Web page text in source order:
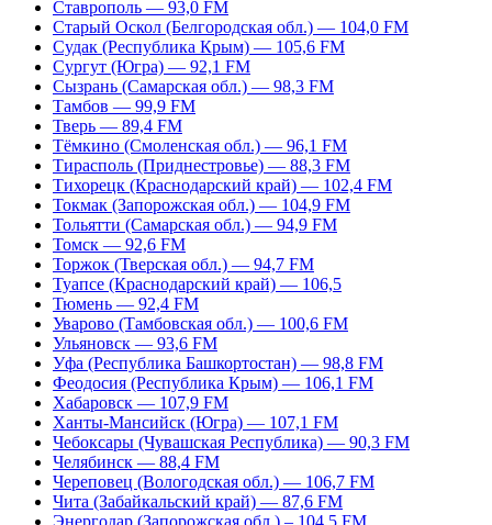
Ставрополь — 93,0 FM
Старый Оскол (Белгородская обл.) — 104,0 FM
Судак (Республика Крым) — 105,6 FM
Сургут (Югра) — 92,1 FM
Сызрань (Самарская обл.) — 98,3 FM
Тамбов — 99,9 FM
Тверь — 89,4 FM
Тёмкино (Смоленская обл.) — 96,1 FM
Тирасполь (Приднестровье) — 88,3 FM
Тихорецк (Краснодарский край) — 102,4 FM
Токмак (Запорожская обл.) — 104,9 FM
Тольятти (Самарская обл.) — 94,9 FM
Томск — 92,6 FM
Торжок (Тверская обл.) — 94,7 FM
Туапсе (Краснодарский край) — 106,5
Тюмень — 92,4 FM
Уварово (Тамбовская обл.) — 100,6 FM
Ульяновск — 93,6 FM
Уфа (Республика Башкортостан) — 98,8 FM
Феодосия (Республика Крым) — 106,1 FM
Хабаровск — 107,9 FM
Ханты-Мансийск (Югра) — 107,1 FM
Чебоксары (Чувашская Республика) — 90,3 FM
Челябинск — 88,4 FM
Череповец (Вологодская обл.) — 106,7 FM
Чита (Забайкальский край) — 87,6 FM
Энергодар (Запорожская обл.) – 104,5 FM